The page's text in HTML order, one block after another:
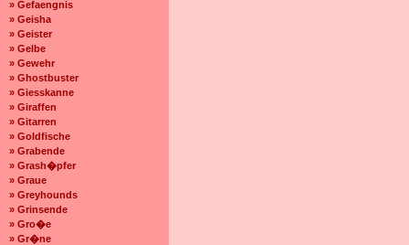
» Gefaengnis
» Geisha
» Geister
» Gelbe
» Gewehr
» Ghostbuster
» Giesskanne
» Giraffen
» Gitarren
» Goldfische
» Grabende
» Grash�pfer
» Graue
» Greyhounds
» Grinsende
» Gro�e
» Gr�ne